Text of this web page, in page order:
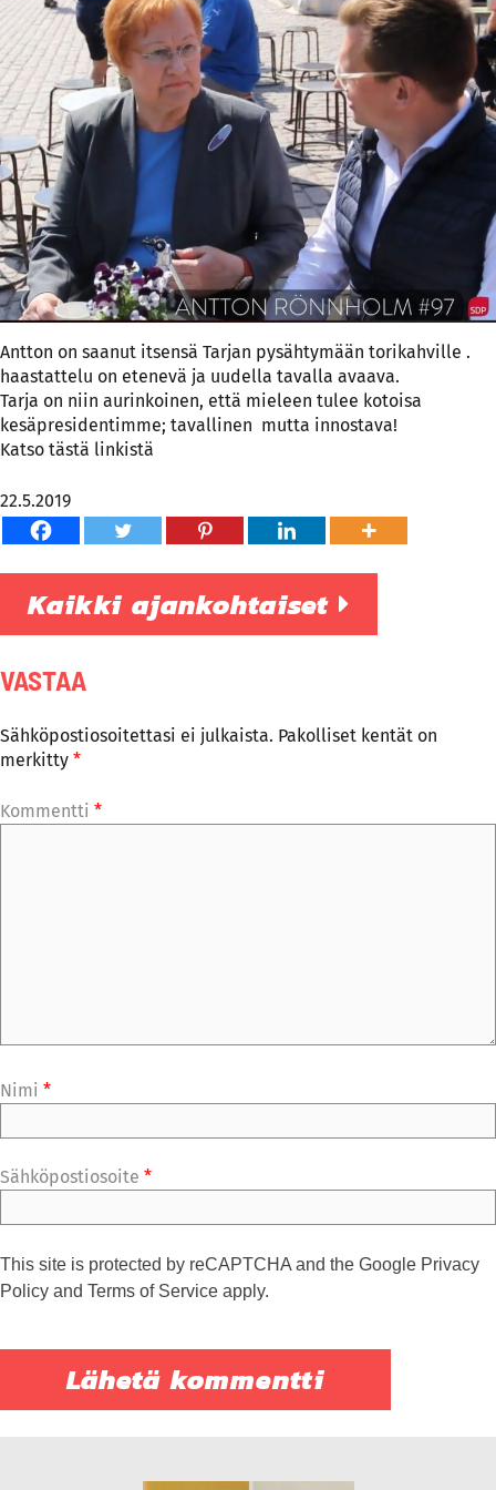
Antton on saanut itsensä Tarjan pysähtymään torikahville .
haastattelu on etenevä ja uudella tavalla avaava.
Tarja on niin aurinkoinen, että mieleen tulee kotoisa
kesäpresidentimme; tavallinen mutta innostava!
Katso tästä linkistä
22.5.2019
Kaikki ajankohtaiset
VASTAA
Sähköpostiosoitettasi ei julkaista. Pakolliset kentät on
merkitty *
Kommentti *
Nimi *
Sähköpostiosoite *
This site is protected by reCAPTCHA and the Google Privacy
Policy and Terms of Service apply.